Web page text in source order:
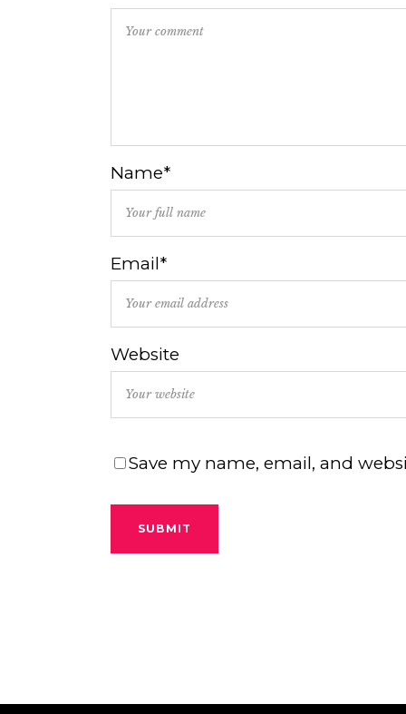
Name*
Email*
Website
Save my name, email, and